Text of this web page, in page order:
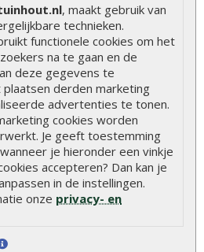
, maakt gebruik van
technieken.
functionele cookies om het
na te gaan en de
deze gegevens te
derden marketing
advertenties te tonen.
cookies worden
Je geeft toestemming
je hieronder een vinkje
accepteren? Dan kan je
in de instellingen.
onze privacy- en